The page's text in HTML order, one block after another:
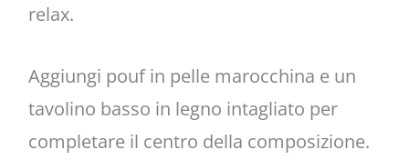
relax.
Aggiungi pouf in pelle marocchina e un
tavolino basso in legno intagliato per
completare il centro della composizione.